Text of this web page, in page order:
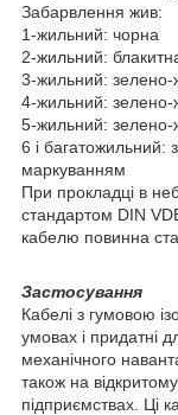
Забарвлення жив:
1-жильний: чорна
2-жильний:
3-жильний: зелено-
4-жильний: зелено-
5-жильний: зелено-
6 і багатожильний:
маркуванням
При прокладці в
стандартом DIN
кабелю повинна
Застосування
Кабелі з гумовою
умовах і придатні
механічного
також на відкритому
підприємствах. Ці